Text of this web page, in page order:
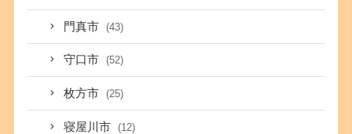
門真市 (43)
守口市 (52)
枚方市 (25)
寝屋川市 (12)